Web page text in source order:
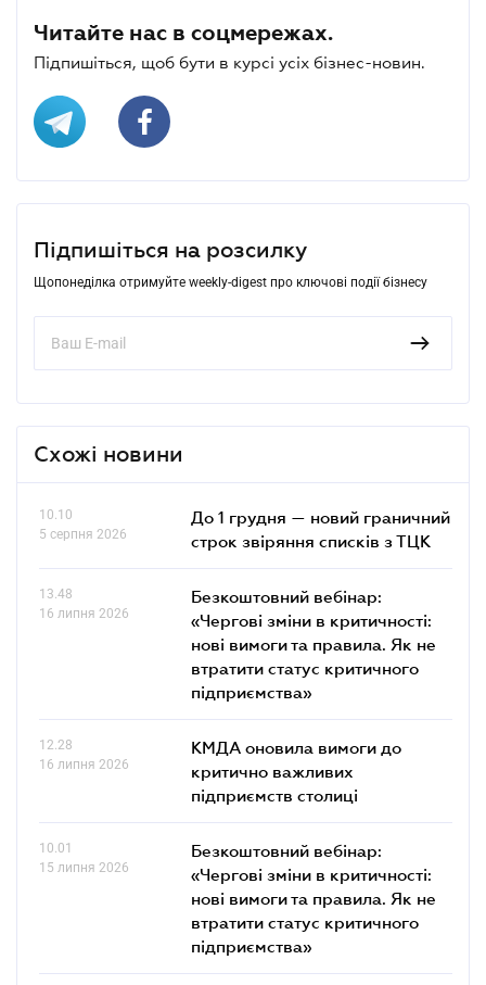
Читайте нас в соцмережах.
Підпишіться, щоб бути в курсі усіх бізнес-новин.
Підпишіться на розсилку
Щопонеділка отримуйте weekly-digest про ключові події бізнесу
Схожі новини
10.10
5 серпня 2026
До 1 грудня — новий граничний
строк звіряння списків з ТЦК
13.48
16 липня 2026
Безкоштовний вебінар:
«Чергові зміни в критичності:
нові вимоги та правила. Як не
втратити статус критичного
підприємства»
12.28
16 липня 2026
КМДА оновила вимоги до
критично важливих
підприємств столиці
10.01
15 липня 2026
Безкоштовний вебінар:
«Чергові зміни в критичності:
нові вимоги та правила. Як не
втратити статус критичного
підприємства»